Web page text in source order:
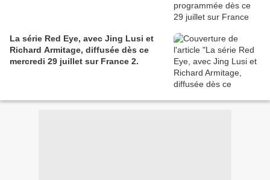
La série Red Eye, avec Jing Lusi et
Richard Armitage, diffusée dès ce
mercredi 29 juillet sur France 2.